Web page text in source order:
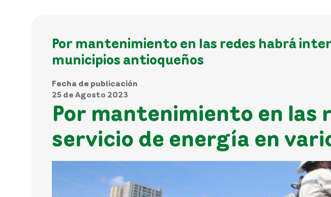
Por mantenimiento en las redes habrá
municipios antioqueños
Fecha de publicación
25 de Agosto 2023
Por mantenimiento en
servicio de energía en